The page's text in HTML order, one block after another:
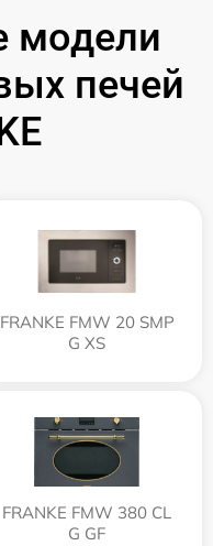
модели
печей
FRANKE FMW 20 SMP
G XS
FRANKE FMW 380 CL
G GF